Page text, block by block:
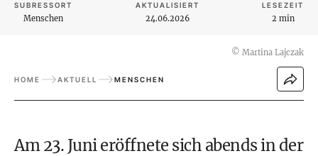
SUBRESSORT
Menschen
AKTUALISIERT
24.06.2026
LESEZEIT
2 min
© Martina Lajczak
HOME AKTUELL MENSCHEN
Am 23. Juni eröffnete sich abends in der